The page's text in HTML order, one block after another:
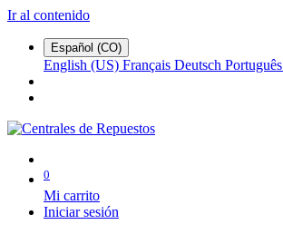
Ir al contenido
Español (CO)
English (US) Français Deutsch Português
0
Mi carrito
Iniciar sesión